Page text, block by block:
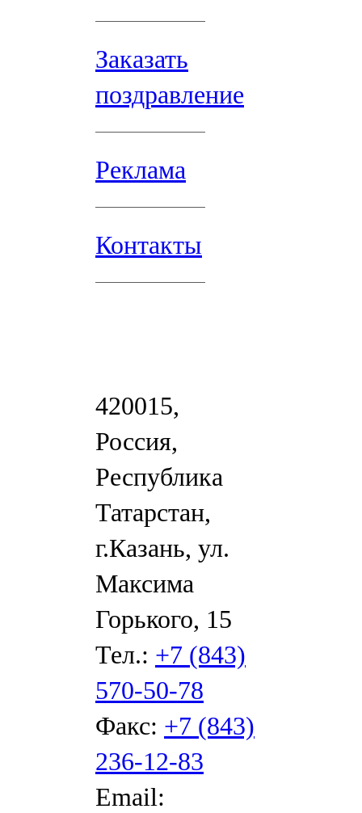
Заказать
поздравление
Реклама
Контакты
420015,
Россия,
Республика
Татарстан,
г.Казань, ул.
Максима
Горького, 15
Тел.: +7 (843)
570-50-78
Факс: +7 (843)
236-12-83
Email: